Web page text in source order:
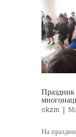
okzm |
На